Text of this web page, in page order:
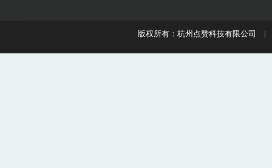
版权所有：杭州点赞科技有限公司